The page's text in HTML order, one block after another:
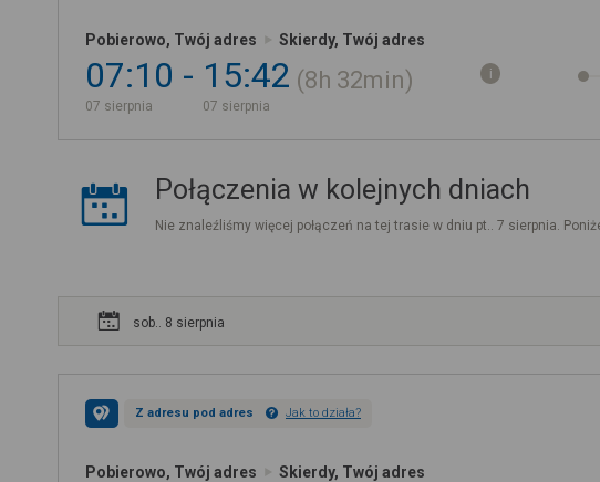
Pobierowo, Twój adres Skierdy, Twój adres
07:10
07 sierpnia
15:42
07 sierpnia
8h 32min
Połączenia w kolejnych dniach
Nie znaleźliśmy więcej połączeń na tej trasie w dniu pt.. 7 sierpnia.
sob.. 8 sierpnia
Z adresu pod adres Jak to działa?
Pobierowo, Twój adres Skierdy, Twój adres